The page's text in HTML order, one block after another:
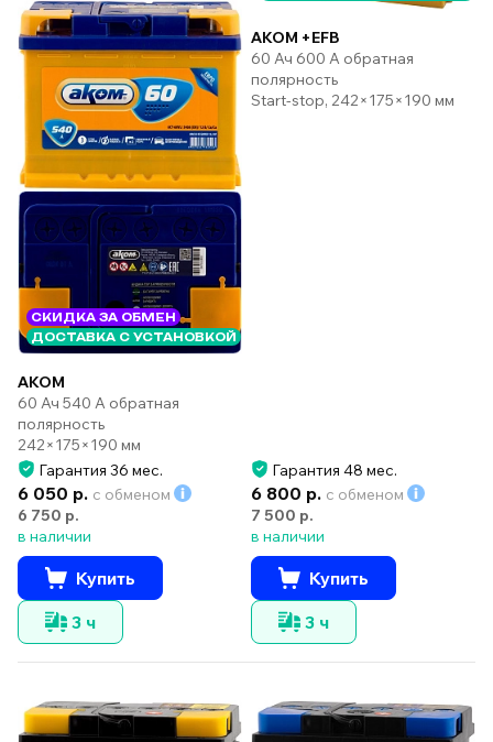
СКИДКА ЗА ОБМЕН
ДОСТАВКА С УСТАНОВКОЙ
AKOM
60 Ач 540 А обратная
полярность
242×175×190 мм
Гарантия 36 мес.
6 050 р. с обменом
6 750 р.
в наличии
Купить
3 ч
AKOM +EFB
60 Ач 600 А обратная
полярность
Start-stop, 242×175×190 мм
Гарантия 48 мес.
6 800 р. с обменом
7 500 р.
в наличии
Купить
3 ч